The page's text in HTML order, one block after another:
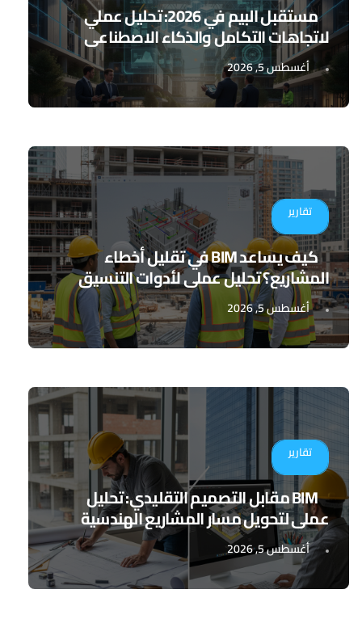
مستقبل البيم في 2026: تحليل عملي
لاتجاهات التكامل والذكاء الاصطناعي
أغسطس 5, 2026
تقارير
كيف يساعد BIM في تقليل أخطاء
المشاريع؟ تحليل عملي لأدوات التنسيق
الرقمي
أغسطس 5, 2026
تقارير
BIM مقابل التصميم التقليدي: تحليل
عملي لتحويل مسار المشاريع الهندسية
أغسطس 5, 2026